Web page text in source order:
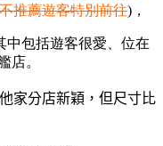
推薦遊客特別前往)，
中包括遊客很愛、位在
店。
家分店新穎，但尺寸比